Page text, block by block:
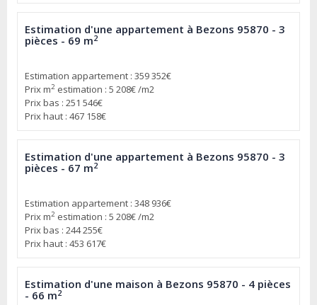
Estimation d'une appartement à Bezons 95870 - 3
pièces - 69 m2
Estimation appartement : 359 352€
Prix m2 estimation : 5 208€ /m2
Prix bas : 251 546€
Prix haut : 467 158€
Estimation d'une appartement à Bezons 95870 - 3
pièces - 67 m2
Estimation appartement : 348 936€
Prix m2 estimation : 5 208€ /m2
Prix bas : 244 255€
Prix haut : 453 617€
Estimation d'une maison à Bezons 95870 - 4 pièces
- 66 m2